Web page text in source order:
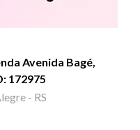
Avenida Bagé,
172975
- RS